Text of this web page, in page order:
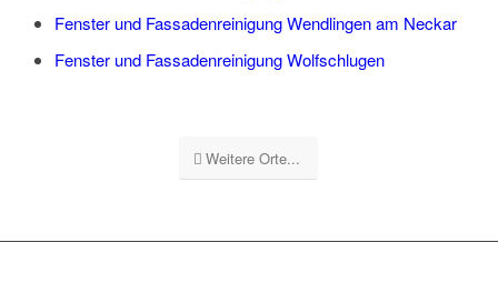
Fenster und Fassadenreinigung Wendlingen am Neckar
Fenster und Fassadenreinigung Wolfschlugen
Weitere Orte...